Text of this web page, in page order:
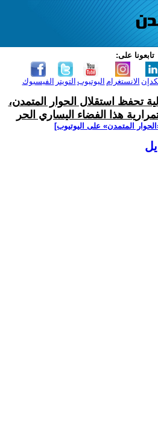
تابعونا على:
الفيسبوك التويتر اليوتيوب الانستغرام
تحفظ استقلال الحوار المتمدن،
هذا الفضاء اليساري الحر
المتمدن» على اليوتيوب]